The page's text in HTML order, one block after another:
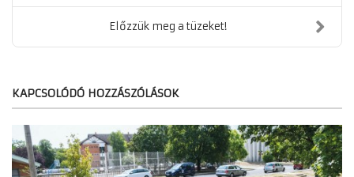
Előzzük meg a tüzeket!
KAPCSOLÓDÓ HOZZÁSZÓLÁSOK